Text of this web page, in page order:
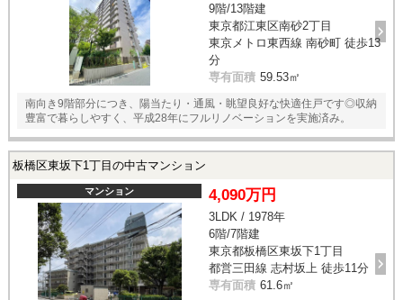
9階/13階建
東京都江東区南砂2丁目
東京メトロ東西線 南砂町 徒歩13
分
専有面積 59.53㎡
南向き9階部分につき、陽当たり・通風・眺望良好な快適住戸です◎収納
豊富で暮らしやすく、平成28年にフルリノベーションを実施済み。
板橋区東坂下1丁目の中古マンション
マンション 4,090万円
3LDK / 1978年
6階/7階建
東京都板橋区東坂下1丁目
都営三田線 志村坂上 徒歩11分
専有面積 61.6㎡